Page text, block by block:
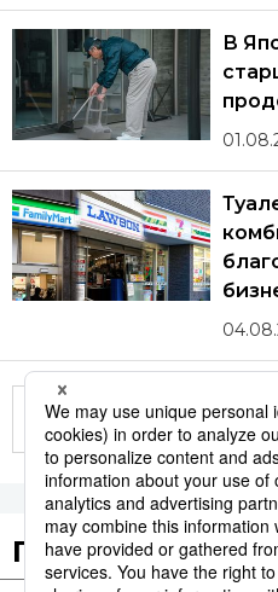
В
Другие
Популярные